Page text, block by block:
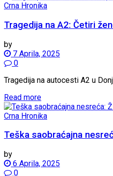
Crna Hronika
Tragedija na A2: Četiri
by
7 Aprila, 2025
0
Tragedija na autocesti A2 u
Read more
Crna Hronika
Teška saobraćajna
by
6 Aprila, 2025
0